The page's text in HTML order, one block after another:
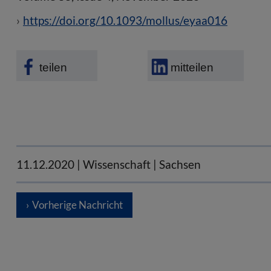
https://doi.org/10.1093/mollus/eyaa016
teilen mitteilen
11.12.2020 | Wissenschaft | Sachsen
Vorherige Nachricht